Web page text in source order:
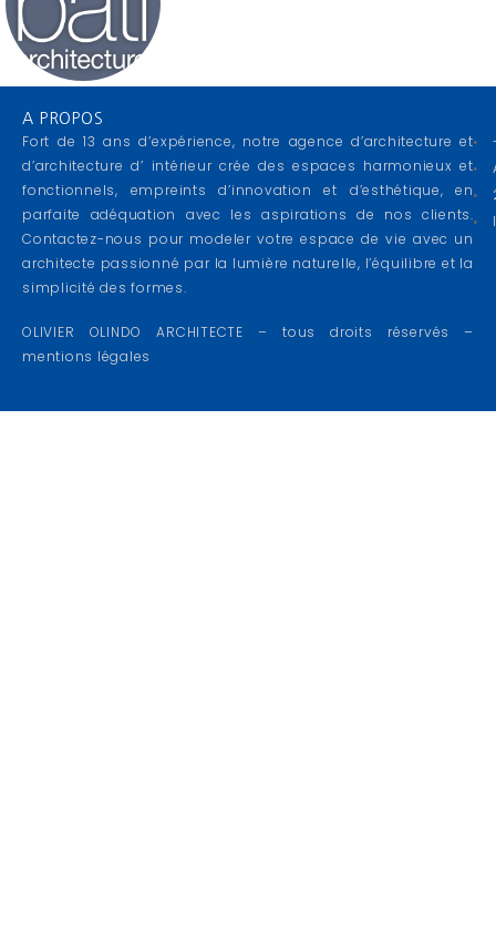
A PROPOS
Fort de 13 ans d’expérience, notre agence d’architecture et
d’architecture d’ intérieur crée des espaces harmonieux et
fonctionnels, empreints d’innovation et d’esthétique, en
parfaite adéquation avec les aspirations de nos clients.
Contactez-nous pour modeler votre espace de vie avec un
architecte passionné par la lumière naturelle, l’équilibre et la
simplicité des formes.
OLIVIER OLINDO ARCHITECTE – tous droits réservés –
mentions légales